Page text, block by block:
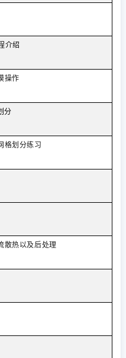
介绍
操作
分
格划分练习
散热以及后处理